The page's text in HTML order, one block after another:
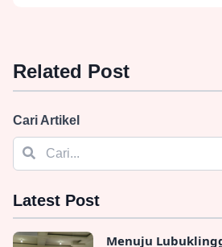
Related Post
Cari Artikel
Latest Post
Menuju